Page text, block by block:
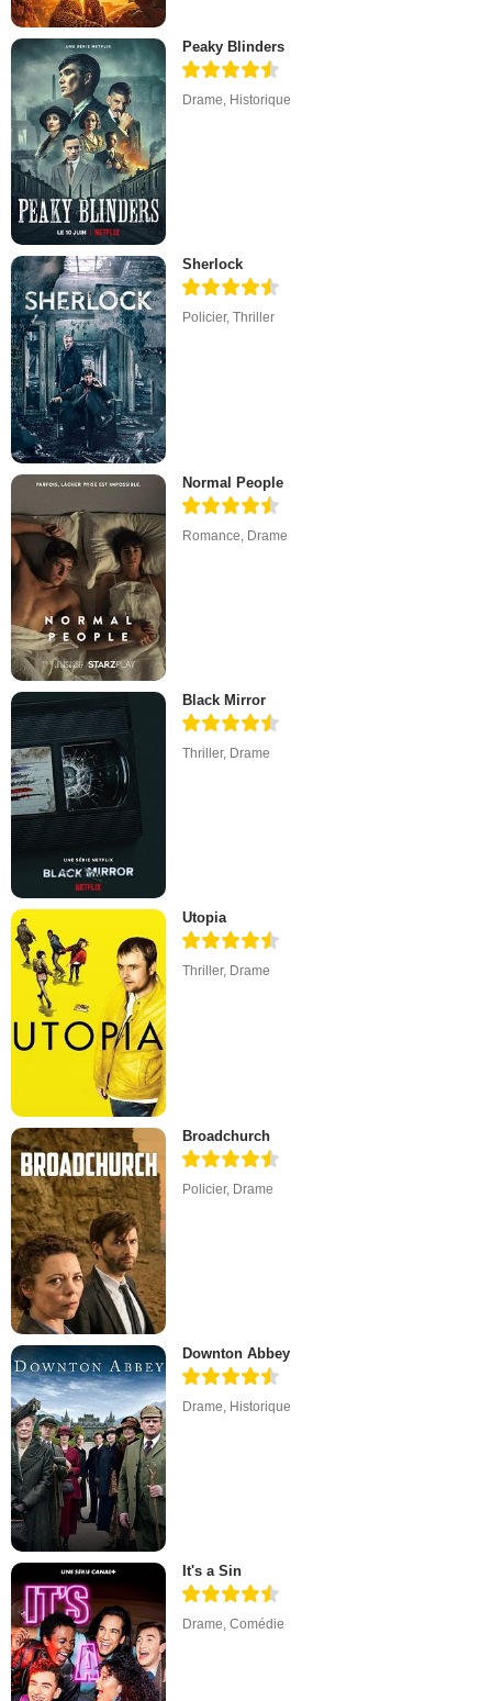
Peaky Blinders
Drame, Historique
Sherlock
Policier,Thriller
Normal People
Romance Drame
Black Mirror
Thriller, Drame
Utopia
Thriller, Drame
Broadchurch
Policier, Drame
Downton Abbey
Drame, Historique
It's a Sin
Drame,Comédie